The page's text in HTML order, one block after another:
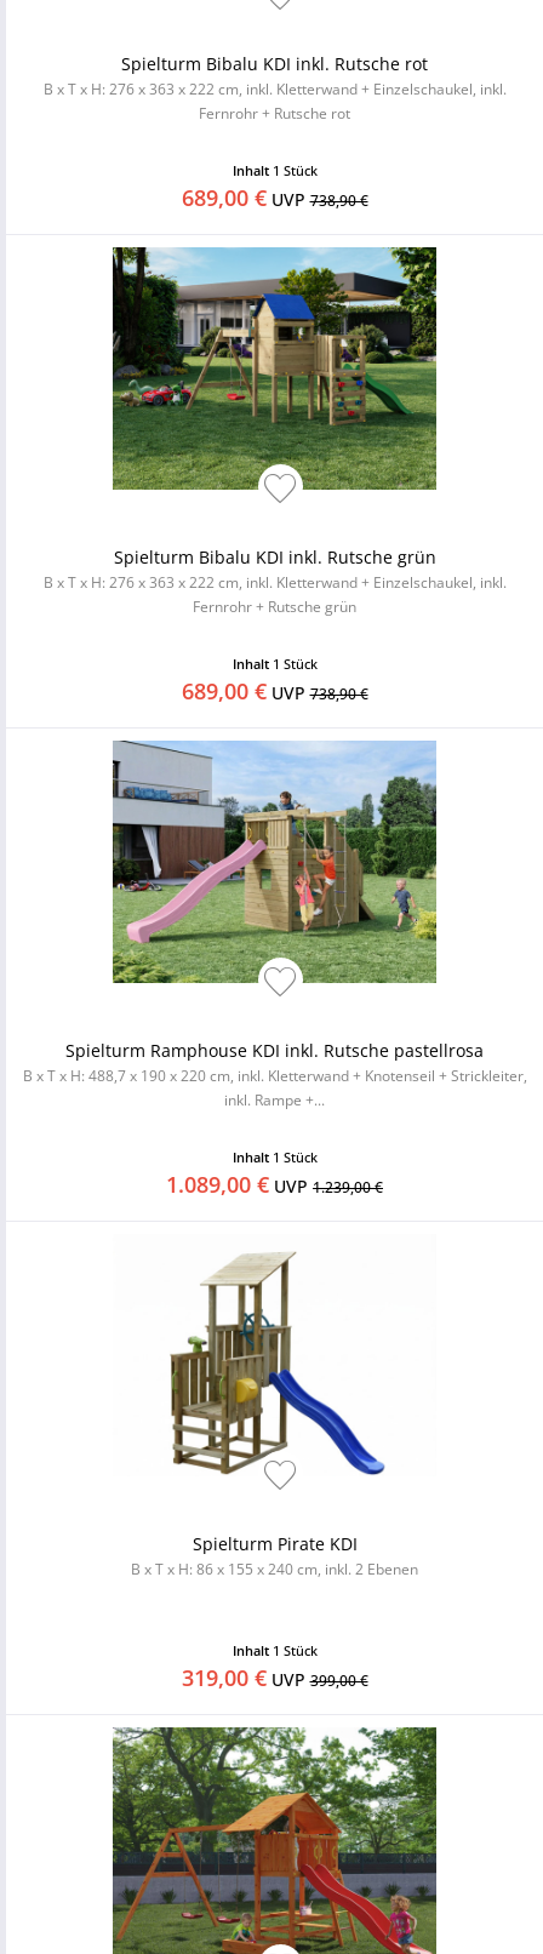
Spielturm Bibalu KDI inkl. Rutsche rot
B x T x H: 276 x 363 x 222 cm, inkl. Kletterwand + Einzelschaukel, inkl.
Fernrohr + Rutsche rot
Inhalt 1 Stück
689,00 €UVP738,90 €
Spielturm Bibalu KDI inkl. Rutsche grün
B x T x H: 276 x 363 x 222 cm, inkl. Kletterwand + Einzelschaukel, inkl.
Fernrohr + Rutsche grün
Inhalt 1 Stück
689,00 €UVP738,90 €
Spielturm Ramphouse KDI inkl. Rutsche pastellrosa
B x T x H: 488,7 x 190 x 220 cm, inkl. Kletterwand + Knotenseil + Strickleiter,
inkl. Rampe +...
Inhalt 1 Stück
1.089,00 € UVP 1.239,00 €
Spielturm Pirate KDI
B x T x H: 86 x 155 x 240 cm, inkl. 2 Ebenen
Inhalt 1 Stück
319,00 €UVP399,00 €